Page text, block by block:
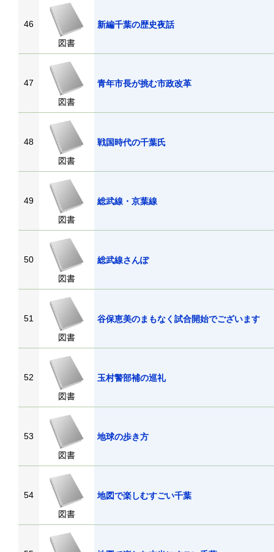
46
図書
新編千葉の歴史夜話
47
図書
青年市長が挑む市政改革
48
図書
戦国時代の千葉氏
49
図書
総武線・京葉線
50
図書
総武線さんぽ
51
図書
谷保恵美のまもなく試合開始でございます
52
図書
玉村警部補の巡礼
53
図書
地球の歩き方
54
図書
地図で楽しむすごい千葉